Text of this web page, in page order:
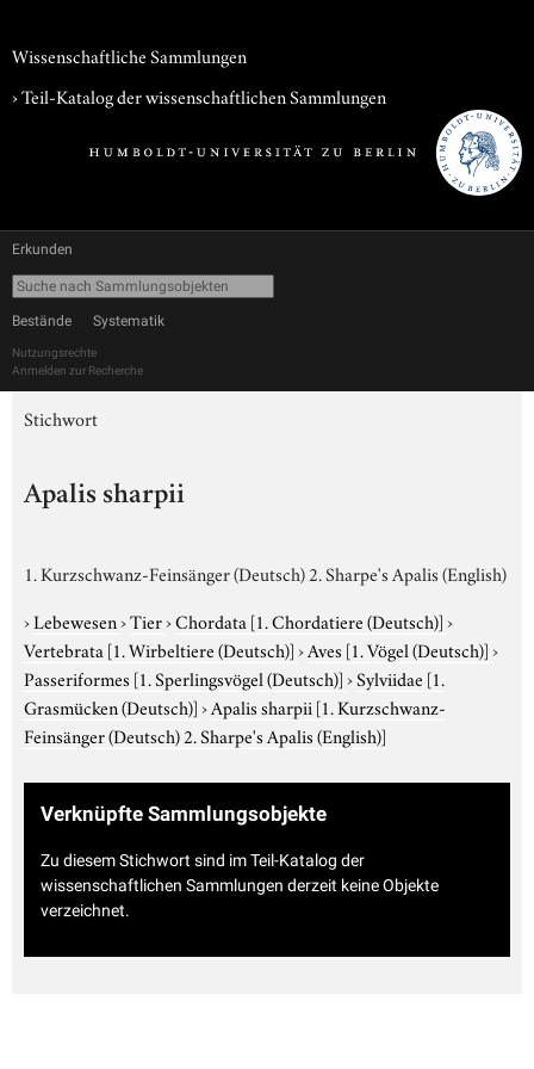
Wissenschaftliche Sammlungen
› Teil-Katalog der wissenschaftlichen Sammlungen
Erkunden
Bestände Systematik
Nutzungsrechte
Anmelden zur Recherche
Stichwort
Apalis sharpii
1. Kurzschwanz-Feinsänger (Deutsch) 2. Sharpe's Apalis (English)
›Lebewesen›Tier›Chordata [1. Chordatiere (Deutsch)]›
Vertebrata [1. Wirbeltiere (Deutsch)]›Aves [1. Vögel (Deutsch)]›
Passeriformes [1. Sperlingsvögel (Deutsch)]›Sylviidae [1.
Grasmücken (Deutsch)]›Apalis sharpii [1. Kurzschwanz-
Feinsänger (Deutsch) 2. Sharpe's Apalis (English)]
Verknüpfte Sammlungsobjekte
Zu diesem Stichwort sind im Teil-Katalog der
wissenschaftlichen Sammlungen derzeit keine Objekte
verzeichnet.